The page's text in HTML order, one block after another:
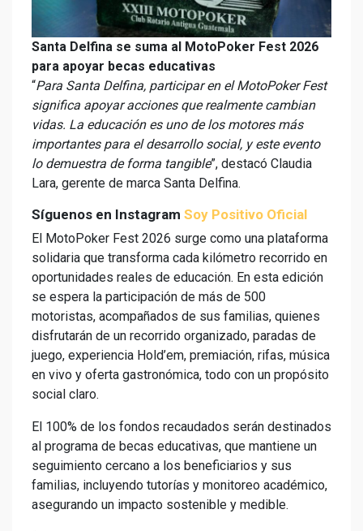
Santa Delfina se suma al MotoPoker Fest 2026
para apoyar becas educativas
“Para Santa Delfina, participar en el MotoPoker Fest
significa apoyar acciones que realmente cambian
vidas. La educación es uno de los motores más
importantes para el desarrollo social, y este evento
lo demuestra de forma tangible”, destacó Claudia
Lara, gerente de marca Santa Delfina.
Síguenos en Instagram Soy Positivo Oficial
El MotoPoker Fest 2026 surge como una plataforma
solidaria que transforma cada kilómetro recorrido en
oportunidades reales de educación. En esta edición
se espera la participación de más de 500
motoristas, acompañados de sus familias, quienes
disfrutarán de un recorrido organizado, paradas de
juego, experiencia Hold’em, premiación, rifas, música
en vivo y oferta gastronómica, todo con un propósito
social claro.
El 100% de los fondos recaudados serán destinados
al programa de becas educativas, que mantiene un
seguimiento cercano a los beneficiarios y sus
familias, incluyendo tutorías y monitoreo académico,
asegurando un impacto sostenible y medible.